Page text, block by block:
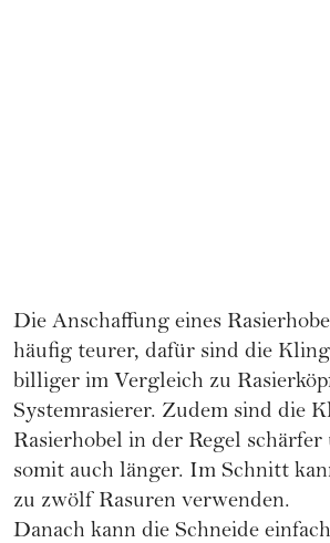
Die Anschaffung eines
häufig teurer, dafür sind die
billiger im Vergleich zu
Systemrasierer. Zudem sind die
Rasierhobel in der Regel
somit auch länger. Im Schnitt
zu zwölf Rasuren verwenden.
Danach kann die Schneide